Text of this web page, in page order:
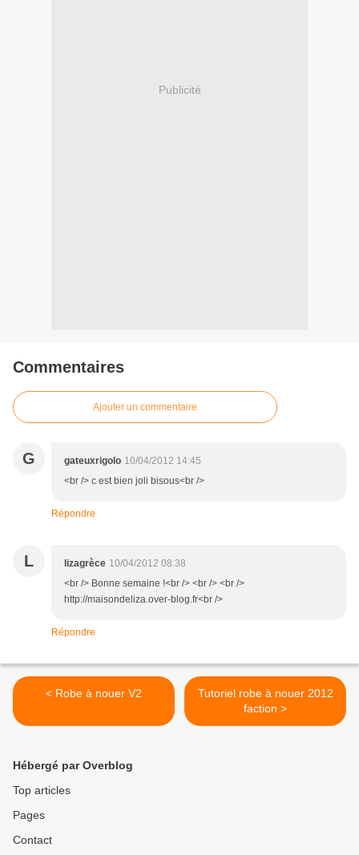
Publicité
Commentaires
Ajouter un commentaire
G gateuxrigolo 10/04/2012 14:45
<br /> c est bien joli bisous<br />
Répondre
L lizagrèce 10/04/2012 08:38
<br /> Bonne semaine !<br /> <br /> <br />
http://maisondeliza.over-blog.fr<br />
Répondre
< Robe à nouer V2
Tutoriel robe à nouer 2012
faction >
Hébergé par Overblog
Top articles
Pages
Contact